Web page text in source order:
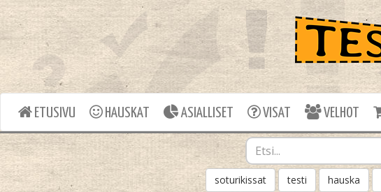
ETUSIVU HAUSKAT ASIALLISET VISAT VELHOT
soturikissat testi hauska